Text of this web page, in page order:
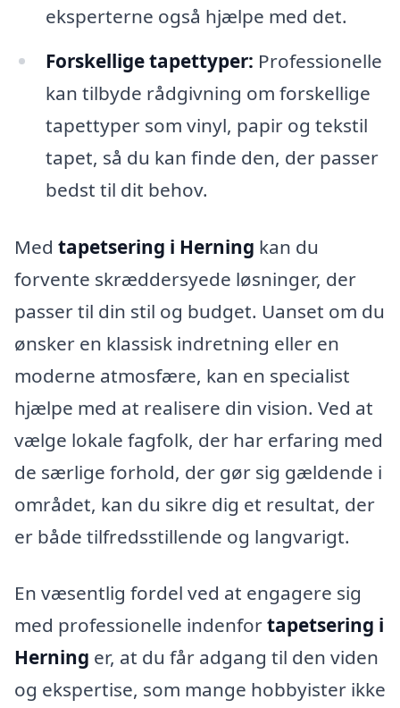
eksperterne også hjælpe med det.
Forskellige tapettyper: Professionelle
kan tilbyde rådgivning om forskellige
tapettyper som vinyl, papir og tekstil
tapet, så du kan finde den, der passer
bedst til dit behov.
Med tapetsering i Herning kan du
forvente skræddersyede løsninger, der
passer til din stil og budget. Uanset om du
ønsker en klassisk indretning eller en
moderne atmosfære, kan en specialist
hjælpe med at realisere din vision. Ved at
vælge lokale fagfolk, der har erfaring med
de særlige forhold, der gør sig gældende i
området, kan du sikre dig et resultat, der
er både tilfredsstillende og langvarigt.
En væsentlig fordel ved at engagere sig
med professionelle indenfortapetsering i
Herning er, at du får adgang til den viden
og ekspertise, som mange hobbyister ikke